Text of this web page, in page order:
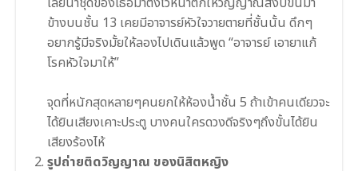
ข้างบนชั้น 13 เคยมีอาจารย์หัวใจวายตายที่ชั้นนั้น ดึกๆ
อยากรู้มีจริงมั้ยให้ลองไปเดินแล้วพูด “อาจารย์ เอายาแก้
โรคหัวใจมาให้”
จุดที่หนักสุดหลายๆคนยกให้ห้องน้ำชั้น 5 ถ้าเข้าคนเดียวจะ
ได้ยินเสียงเคาะประตู บางคนใครดวงดีจริงๆถึงขั้นได้ยิน
เสียงร้องไห้
รูปถ่ายติดวิญญาณ ของนิสิตหญิง